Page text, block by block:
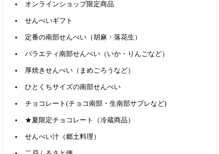
オンラインショップ限定商品
せんべいギフト
定番の南部せんべい（胡麻・落花生）
バラエティ南部せんべい（いか・りんごなど）
厚焼きせんべい（まめごろうなど）
ひとくちサイズの南部せんべい
チョコレート(チョコ南部・生南部サブレなど)
★夏限定チョコレート（冷蔵商品）
せんべい汁（郷土料理）